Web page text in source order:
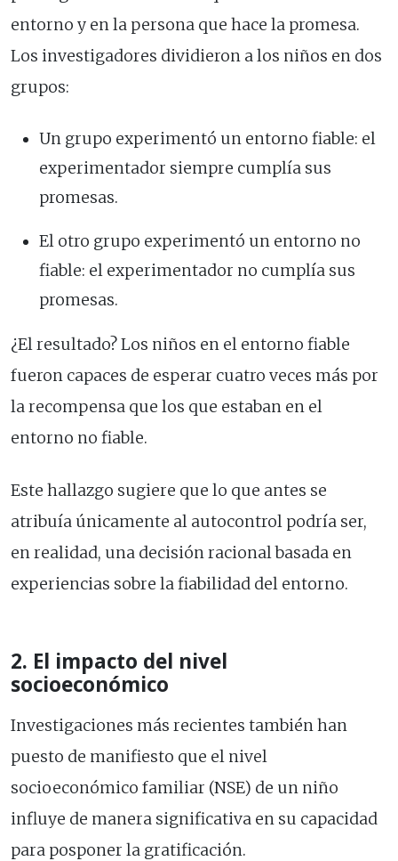
entorno y en la persona que hace la promesa.
Los investigadores dividieron a los niños en dos
grupos:
Un grupo experimentó un entorno fiable: el
experimentador siempre cumplía sus
promesas.
El otro grupo experimentó un entorno no
fiable: el experimentador no cumplía sus
promesas.
¿El resultado? Los niños en el entorno fiable
fueron capaces de esperar cuatro veces más por
la recompensa que los que estaban en el
entorno no fiable.
Este hallazgo sugiere que lo que antes se
atribuía únicamente al autocontrol podría ser,
en realidad, una decisión racional basada en
experiencias sobre la fiabilidad del entorno.
2. El impacto del nivel
socioeconómico
Investigaciones más recientes también han
puesto de manifiesto que el nivel
socioeconómico familiar (NSE) de un niño
influye de manera significativa en su capacidad
para posponer la gratificación.